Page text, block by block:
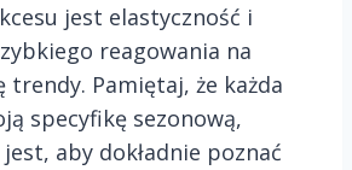
jest elastyczność i
reagowania na
trendy. Pamiętaj, że każda
specyfikę sezonową,
aby dokładnie poznać